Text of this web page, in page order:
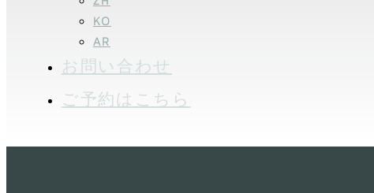
KO
AR
お問い合わせ
ご予約はこちら